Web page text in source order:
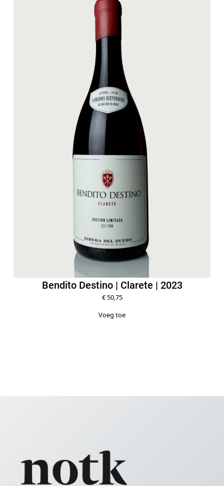
Bendito Destino | Clarete | 2023
€50,75
Voeg toe